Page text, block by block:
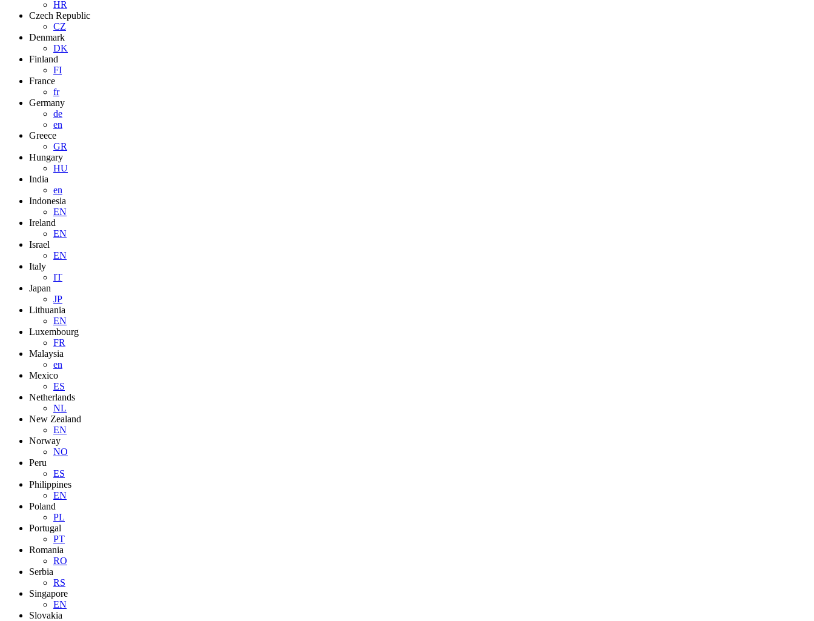
HR
Czech Republic
CZ
Denmark
DK
Finland
FI
France
fr
Germany
de
en
Greece
GR
Hungary
HU
India
en
Indonesia
EN
Ireland
EN
Israel
EN
Italy
IT
Japan
JP
Lithuania
EN
Luxembourg
FR
Malaysia
en
Mexico
ES
Netherlands
NL
New Zealand
EN
Norway
NO
Peru
ES
Philippines
EN
Poland
PL
Portugal
PT
Romania
RO
Serbia
RS
Singapore
EN
Slovakia